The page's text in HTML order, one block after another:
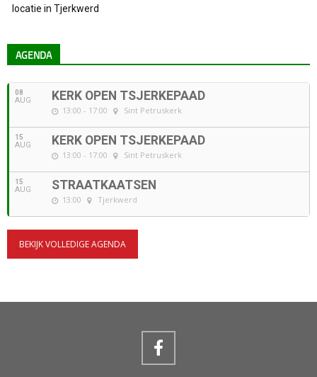
locatie in Tjerkwerd
AGENDA
08
AUG KERK OPEN TSJERKEPAAD
13:00 - 17:00 Sint Petruskerk
15
AUG KERK OPEN TSJERKEPAAD
13:00 - 17:00 Sint Petruskerk
15
AUG STRAATKAATSEN
13:00 Tjerkwerd
BEKIJK VOLLEDIGE AGENDA